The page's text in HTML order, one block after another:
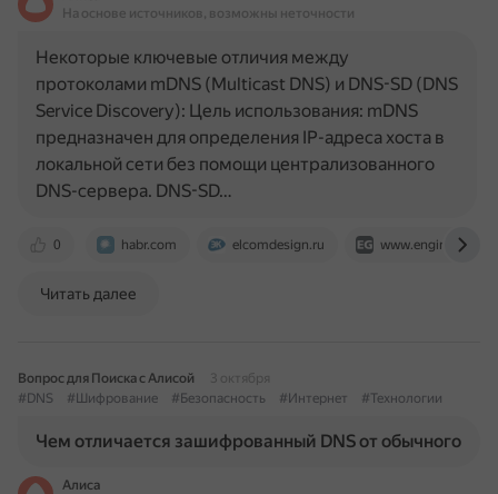
На основе источников, возможны неточности
0 habr.com elcomdesign.ru
Некоторые ключевые отличия между
протоколами mDNS (Multicast DNS) и DNS-SD (DNS
Service Discovery): Цель использования: mDNS
предназначен для определения IP-адреса хоста в
локальной сети без помощи централизованного
DNS-сервера. DNS-SD…
Читать далее
Вопрос для Поиска с Алисой
3 октября
#DNS
#Шифрование #Безопасность #Интернет #Технологии
Чем отличается зашифрованный DNS от обычного
Алиса